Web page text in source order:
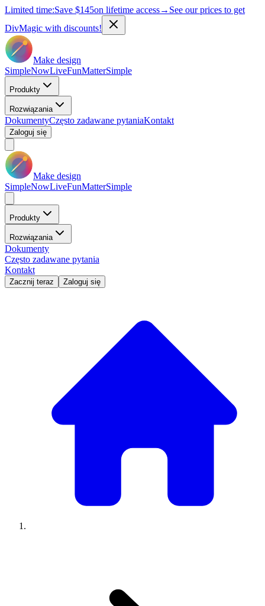
Limited time:Save $145on lifetime access→ See our prices to get
DivMagic with discounts!
Make design
SimpleNowLiveFunMatterSimple
Produkty
Rozwiązania
DokumentyCzęsto zadawane pytaniaKontakt
Zaloguj się
Make design
SimpleNowLiveFunMatterSimple
Produkty
Rozwiązania
Dokumenty
Często zadawane pytania
Kontakt
Zacznij teraz Zaloguj się